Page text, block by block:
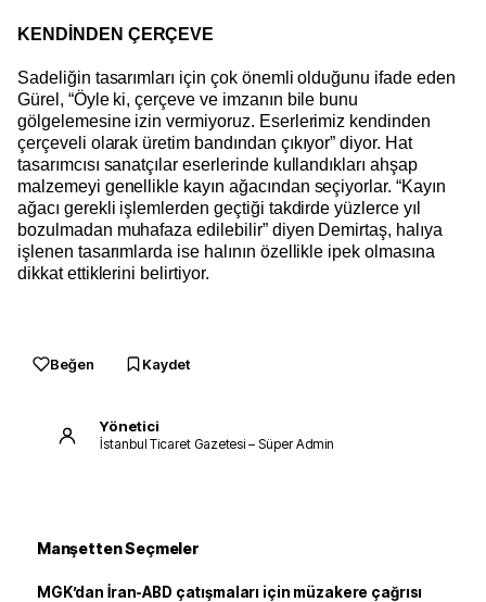
KENDİNDEN ÇERÇEVE
Sadeliğin tasarımları için çok önemli olduğunu ifade eden
Gürel, “Öyle ki, çerçeve ve imzanın bile bunu
gölgelemesine izin vermiyoruz. Eserlerimiz kendinden
çerçeveli olarak üretim bandından çıkıyor” diyor. Hat
tasarımcısı sanatçılar eserlerinde kullandıkları ahşap
malzemeyi genellikle kayın ağacından seçiyorlar. “Kayın
ağacı gerekli işlemlerden geçtiği takdirde yüzlerce yıl
bozulmadan muhafaza edilebilir” diyen Demirtaş, halıya
işlenen tasarımlarda ise halının özellikle ipek olmasına
dikkat ettiklerini belirtiyor.
Beğen Kaydet
Yönetici
İstanbul Ticaret Gazetesi – Süper Admin
Manşetten Seçmeler
MGK’dan İran-ABD çatışmaları için müzakere çağrısı